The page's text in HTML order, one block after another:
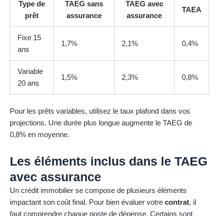
Type de
prêt
TAEG sans
assurance
TAEG avec
assurance
TAEA
Fixe 15
ans
1,7% 2,1% 0,4%
Variable
20 ans
1,5% 2,3% 0,8%
Pour les prêts variables, utilisez le taux plafond dans vos
projections. Une durée plus longue augmente le TAEG de
0,8% en moyenne.
Les éléments inclus dans le TAEG
avec assurance
Un crédit immobilier se compose de plusieurs éléments
impactant son coût final. Pour bien évaluer votre contrat, il
faut comprendre chaque poste de dépense. Certains sont